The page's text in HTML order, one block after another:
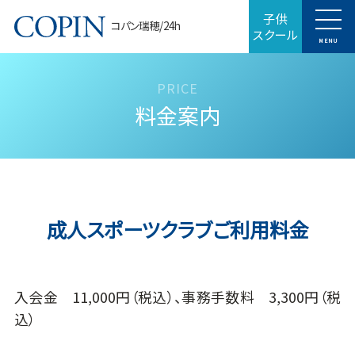
コパン瑞穂/24h 子供
スクール MENU
料金案内
成人スポーツクラブご利用料金
入会金 11,000円（税込）、事務手数料 3,300円（税
込）